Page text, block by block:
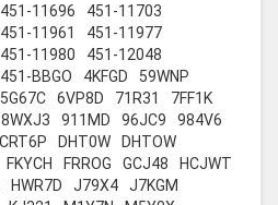
451-11696
451-11703
451-11961
451-11977
451-11980
451-12048
451-BBGO 4KFGD
59WNP
5G67C 6VP8D 71R31
7FF1K
8WXJ3 911MD 96JC9
984V6
CRT6P DHT0W
DHTOW
FKYCH FRROG GCJ48
HCJWT
HWR7D J79X4
J7KGM